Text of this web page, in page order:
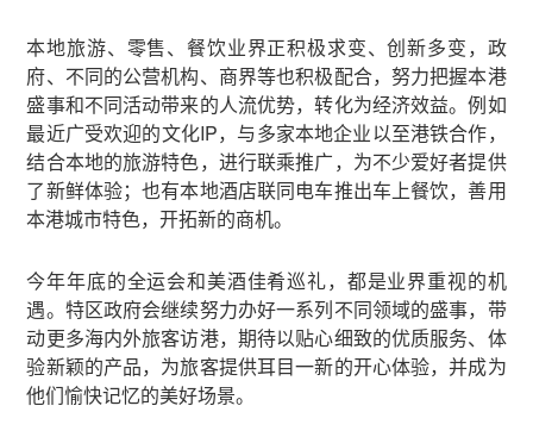
本地旅游、零售、餐饮业界正积极求变、创新多变，政
府、不同的公营机构、商界等也积极配合，努力把握本港
盛事和不同活动带来的人流优势，转化为经济效益。例如
最近广受欢迎的文化IP，与多家本地企业以至港铁合作，
结合本地的旅游特色，进行联乘推广，为不少爱好者提供
了新鲜体验；也有本地酒店联同电车推出车上餐饮，善用
本港城市特色，开拓新的商机。
今年年底的全运会和美酒佳肴巡礼，都是业界重视的机
遇。特区政府会继续努力办好一系列不同领域的盛事，带
动更多海内外旅客访港，期待以贴心细致的优质服务、体
验新颖的产品，为旅客提供耳目一新的开心体验，并成为
他们愉快记忆的美好场景。